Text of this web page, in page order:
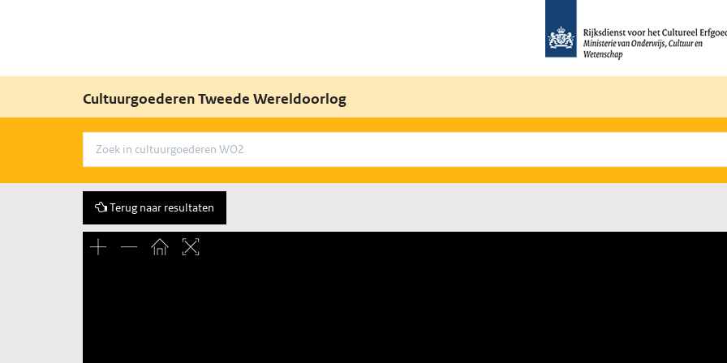
Cultuurgoederen Tweede Wereldoorlog
Terug naar resultaten